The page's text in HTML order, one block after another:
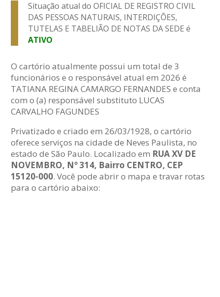
Situação atual do OFICIAL DE REGISTRO CIVIL
DAS PESSOAS NATURAIS, INTERDIÇÕES,
TUTELAS E TABELIÃO DE NOTAS DA SEDE é
ATIVO
O cartório atualmente possui um total de 3
funcionários e o responsável atual em 2026 é
TATIANA REGINA CAMARGO FERNANDES e conta
com o (a) responsável substituto LUCAS
CARVALHO FAGUNDES
Privatizado e criado em 26/03/1928, o cartório
oferece serviços na cidade de Neves Paulista, no
estado de São Paulo. Localizado em RUA XV DE
NOVEMBRO, Nº 314, Bairro CENTRO, CEP
15120-000. Você pode abrir o mapa e travar rotas
para o cartório abaixo: